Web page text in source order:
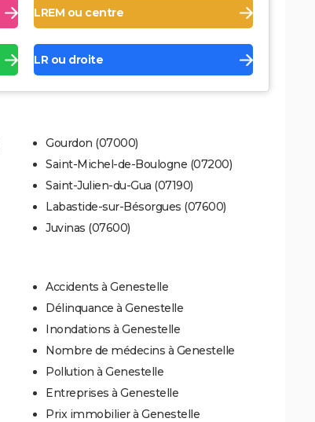
LREM ou centre
LR ou droite
Gourdon (07000)
Saint-Michel-de-Boulogne (07200)
Saint-Julien-du-Gua (07190)
Labastide-sur-Bésorgues (07600)
Juvinas (07600)
Accidents à Genestelle
Délinquance à Genestelle
Inondations à Genestelle
Nombre de médecins à Genestelle
Pollution à Genestelle
Entreprises à Genestelle
Prix immobilier à Genestelle